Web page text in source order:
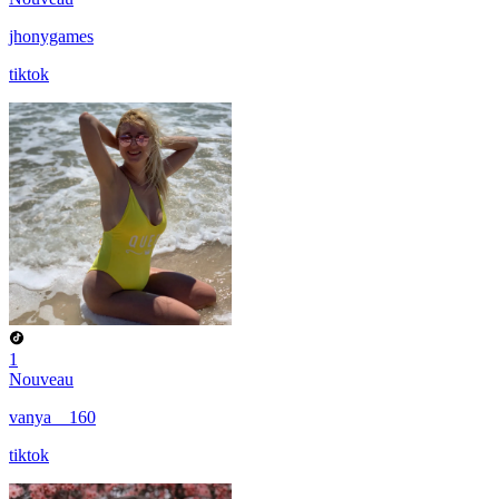
jhonygames
tiktok
1
Nouveau
vanya__160
tiktok